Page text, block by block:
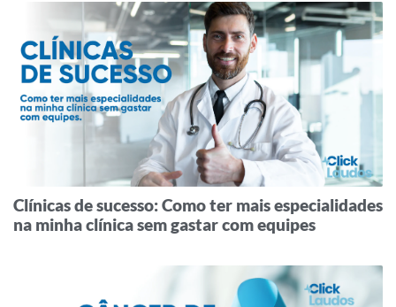
Clínicas de sucesso: Como ter mais especialidades
na minha clínica sem gastar com equipes